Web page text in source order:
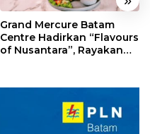
Grand Mercure Batam
Centre Hadirkan “Flavours
of Nusantara”, Rayakan